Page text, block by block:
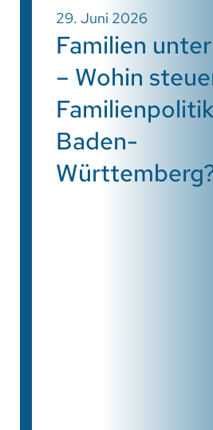
29. Juni 2026
Familien
– Wohin
Baden-